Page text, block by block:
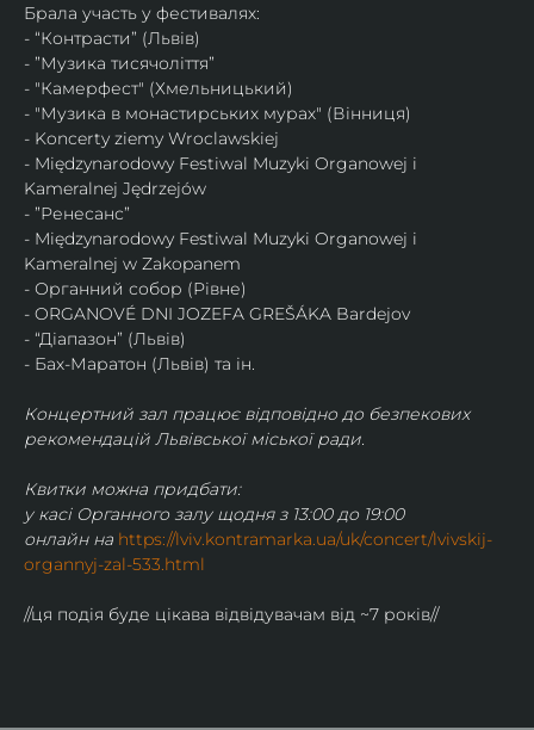
Брала участь у фестивалях:
- “Контрасти” (Львів)
- ”Музика тисячоліття”
- "Камерфест" (Хмельницький)
- "Музика в монастирських мурах" (Вінниця)
- Koncerty ziemy Wroclawskiej
- Międzynarodowy Festiwal Muzyki Organowej i
Kameralnej Jędrzejów
- ”Ренесанс”
- Międzynarodowy Festiwal Muzyki Organowej i
Kameralnej w Zakopanem
- Органний собор (Рівне)
- ORGANOVÉ DNI JOZEFA GREŠÁKA Bardejov
- “Діапазон” (Львів)
- Бах-Маратон (Львів) та ін.
Концертний зал працює відповідно до безпекових
рекомендацій Львівської міської ради.
Квитки можна придбати:
у касі Органного залу щодня з 13:00 до 19:00
онлайн на https://lviv.kontramarka.ua/uk/concert/lvivskij-
organnyj-zal-533.html
//ця подія буде цікава відвідувачам від ~7 років//